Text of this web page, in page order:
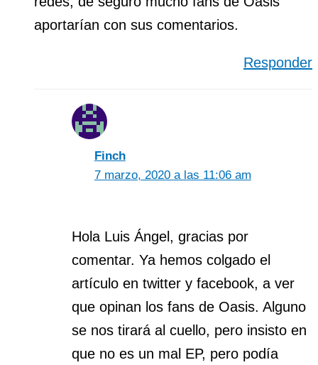
aportarían con sus comentarios.
Responder
Finch
7 marzo, 2020 a las 11:06 am
Hola Luis Ángel, gracias por
comentar. Ya hemos colgado el
artículo en twitter y facebook, a ver
que opinan los fans de Oasis. Alguno
se nos tirará al cuello, pero insisto en
que no es un mal EP, pero podía